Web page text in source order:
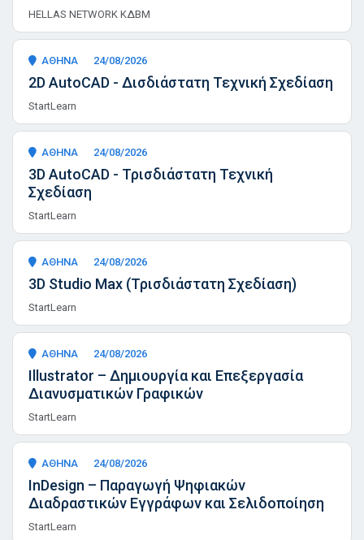
HELLAS NETWORK ΚΔΒΜ
ΑΘΗΝΑ 24/08/2026
2D AutoCAD - Δισδιάστατη Τεχνική Σχεδίαση
StartLearn
ΑΘΗΝΑ 24/08/2026
3D AutoCAD - Τρισδιάστατη Τεχνική
Σχεδίαση
StartLearn
ΑΘΗΝΑ 24/08/2026
3D Studio Max (Τρισδιάστατη Σχεδίαση)
StartLearn
ΑΘΗΝΑ 24/08/2026
Illustrator – Δημιουργία και Επεξεργασία
Διανυσματικών Γραφικών
StartLearn
ΑΘΗΝΑ 24/08/2026
InDesign – Παραγωγή Ψηφιακών
Διαδραστικών Εγγράφων και Σελιδοποίηση
StartLearn